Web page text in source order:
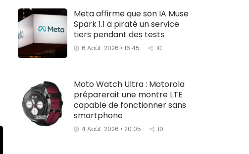
Meta affirme que son IA Muse
Spark 1.1 a piraté un service
tiers pendant des tests
6 Août. 2026 • 16:45 10
Moto Watch Ultra : Motorola
préparerait une montre LTE
capable de fonctionner sans
smartphone
4 Août. 2026 • 20:05 10